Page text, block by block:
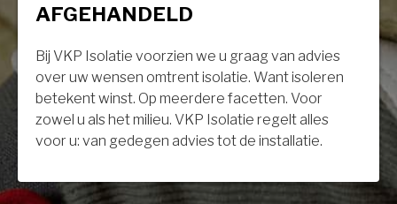
AFGEHANDELD
Bij VKP Isolatie voorzien we u graag van advies
over uw wensen omtrent isolatie. Want isoleren
betekent winst. Op meerdere facetten. Voor
zowel u als het milieu. VKP Isolatie regelt alles
voor u: van gedegen advies tot de installatie.